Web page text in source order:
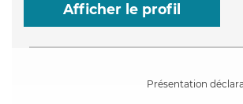
Afficher le profil
Présentation